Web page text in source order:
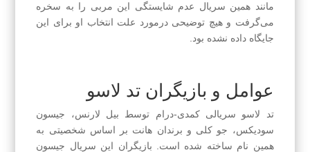
مانند همین سریال عدم شایستگی این مربی را به سخره
می‌گرفت و هیچ توضیحی درمورد علت انتخاب او برای این
جایگاه داده نشده بود.
عوامل و بازیگران تد لاسو
تد لاسو سریالی کمدی-درام توسط بیل لارنس، جیسون
سودیکس، جو کلی و برندان هانت بر اساس شخصیتی به
همین نام ساخته شده‌ است. بازیگران این سریال جیسون